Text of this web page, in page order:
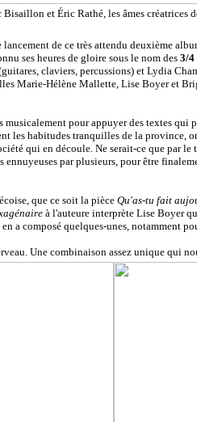
Bisaillon et Éric Rathé, les âmes créatrices
de ce très attendu deuxième
ses heures de gloire sous le nom des 3/4
claviers, percussions) et Lydia
Marie-Hélène Mallette, Lise Boyer et
pour appuyer des textes qui
les habitudes tranquilles de la province,
qui en découle. Ne serait-ce que par le
par plusieurs, pour être
que ce soit la pièce Qu'as-tu fait
à l'auteure interprète Lise Boyer
a composé quelques-unes, notamment
Une combinaison assez unique qui